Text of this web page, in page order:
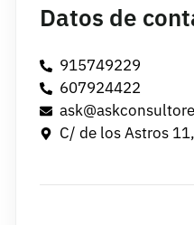
Datos de
915749229
607924422
C/ de los Astros